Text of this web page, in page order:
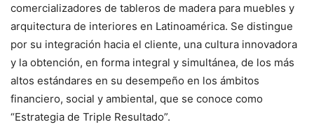
comercializadores de tableros de madera para muebles y
arquitectura de interiores en Latinoamérica. Se distingue
por su integración hacia el cliente, una cultura innovadora
y la obtención, en forma integral y simultánea, de los más
altos estándares en su desempeño en los ámbitos
financiero, social y ambiental, que se conoce como
“Estrategia de Triple Resultado”.